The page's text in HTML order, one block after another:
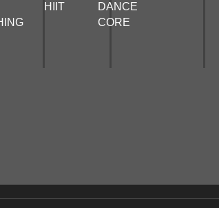
ΗΙΙΤ DANCE
CORE